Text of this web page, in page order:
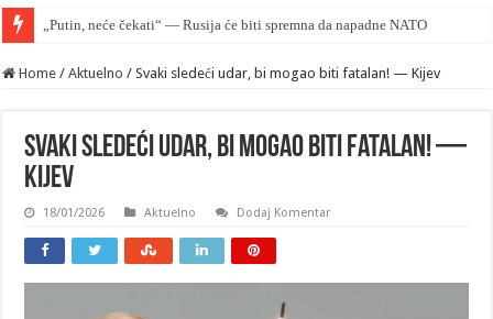
Home / Aktuelno / Svaki sledeći udar, bi mogao biti fatalan! — Kijev
Svaki sledeći udar, bi mogao biti fatalan! —
Kijev
18/01/2026 Aktuelno Dodaj Komentar